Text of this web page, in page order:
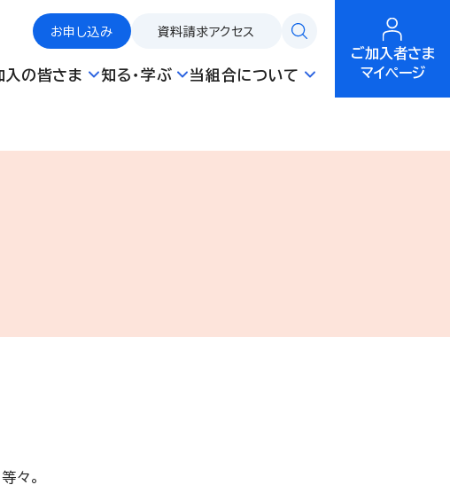
お申し込み 資料請求アクセス
入の皆さま 知る・学ぶ 当組合について
ご加入者さま
マイページ
々。